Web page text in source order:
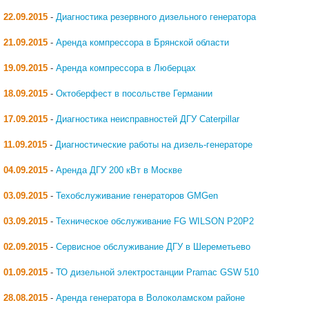
22.09.2015 - Диагностика резервного дизельного генератора
21.09.2015 - Аренда компрессора в Брянской области
19.09.2015 - Аренда компрессора в Люберцах
18.09.2015 - Октоберфест в посольстве Германии
17.09.2015 - Диагностика неисправностей ДГУ Caterpillar
11.09.2015 - Диагностические работы на дизель-генераторе
04.09.2015 - Аренда ДГУ 200 кВт в Москве
03.09.2015 - Техобслуживание генераторов GMGen
03.09.2015 - Техническое обслуживание FG WILSON P20P2
02.09.2015 - Сервисное обслуживание ДГУ в Шереметьево
01.09.2015 - ТО дизельной электростанции Pramac GSW 510
28.08.2015 - Аренда генератора в Волоколамском районе